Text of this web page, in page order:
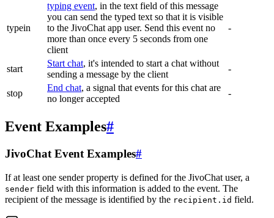
typein
typing event, in the text field of this message
you can send the typed text so that it is visible
to the JivoChat app user. Send this event no
more than once every 5 seconds from one
client
-
start
Start chat, it's intended to start a chat without
sending a message by the client
-
stop
End chat, a signal that events for this chat are
no longer accepted
-
Event Examples#
JivoChat Event Examples#
If at least one sender property is defined for the JivoChat user, a
sender field with this information is added to the event. The
recipient of the message is identified by the recipient.id field.